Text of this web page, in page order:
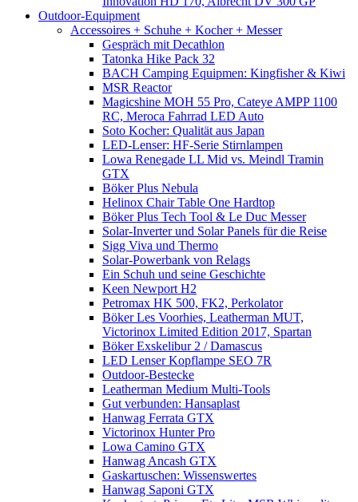
Outdoor-Equipment
Accessoires + Schuhe + Kocher + Messer
Gespräch mit Decathlon
Tatonka Hike Pack 32
BACH Camping Equipmen: Kingfisher & Kiwi
MSR Reactor
Magicshine MOH 55 Pro, Cateye AMPP 1100
RC, Meroca Fahrrad LED Auto
Soto Kocher: Qualität aus Japan
LED-Lenser: HF-Serie Stirnlampen
Lowa Renegade LL Mid vs. Meindl Tramin
GTX
Böker Plus Nebula
Helinox Chair Table One Hardtop
Böker Plus Tech Tool & Le Duc Messer
Solar-Inverter und Solar Panels für die Reise
Sigg Viva und Thermo
Solar-Powerbank von Relags
Ein Schuh und seine Geschichte
Keen Newport H2
Petromax HK 500, FK2, Perkolator
Böker Les Voorhies, Leatherman MUT,
Victorinox Limited Edition 2017, Spartan
Böker Exskelibur 2 / Damascus
LED Lenser Kopflampe SEO 7R
Outdoor-Bestecke
Leatherman Medium Multi-Tools
Gut verbunden: Hansaplast
Hanwag Ferrata GTX
Victorinox Hunter Pro
Lowa Camino GTX
Hanwag Ancash GTX
Gaskartuschen: Wissenswertes
Hanwag Saponi GTX